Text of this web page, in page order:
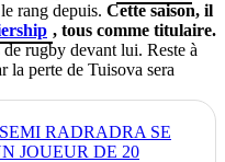
rang depuis. Cette saison, il
, tous comme titulaire.
rugby devant lui. Reste à
la perte de Tuisova sera
RADRADRA SE
JOUEUR DE 20